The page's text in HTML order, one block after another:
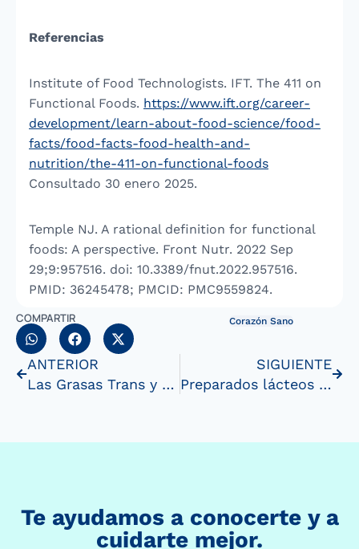
Referencias
Institute of Food Technologists. IFT. The 411 on
Functional Foods. https://www.ift.org/career-
development/learn-about-food-science/food-
facts/food-facts-food-health-and-
nutrition/the-411-on-functional-foods
Consultado 30 enero 2025.
Temple NJ. A rational definition for functional
foods: A perspective. Front Nutr. 2022 Sep
29;9:957516. doi: 10.3389/fnut.2022.957516.
PMID: 36245478; PMCID: PMC9559824.
COMPARTIR Corazón Sano
ANTERIOR
Las Grasas Trans y tu salud: Lo que necesitassaber
SIGUIENTE
Preparados lácteos enriquecidos con Omega 3 y ácido oleico:alimentos que cuidan tu salud
Te ayudamos a conocerte y a
cuidarte mejor.